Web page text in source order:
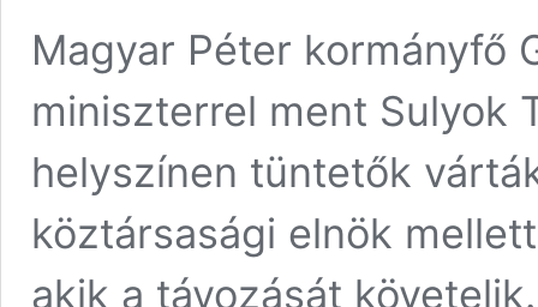
Magyar Péter kormányfő
miniszterrel ment Sulyok
helyszínen tüntetők
köztársasági elnök
akik a távozását